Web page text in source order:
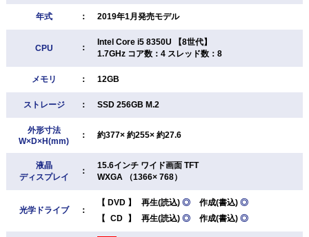
年式 ： 2019年1月発売モデル
CPU ：
Intel Core i5 8350U 【8世代】
1.7GHz コア数：4 スレッド数：8
メモリ ： 12GB
ストレージ ： SSD 256GB M.2
外形寸法
W×D×H(mm)
： 約377× 約255× 約27.6
液晶
ディスプレイ
：
15.6インチ ワイド画面 TFT
WXGA （1366× 768）
光学ドライブ ：
【 DVD 】 再生(読込) ◎ 作成(書込) ◎
【 CD 】 再生(読込) ◎ 作成(書込) ◎